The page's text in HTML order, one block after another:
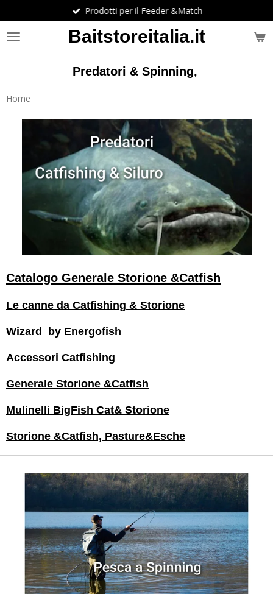
al
contenuto
Baitstoreitalia.it
Prodotti per il Feeder &Match
Predatori & Spinning,
Home
Catalogo Generale Storione &Catfish
Le canne da Catfishing & Storione
Wizard by Energofish
Accessori Catfishing
Generale Storione &Catfish
Mulinelli BigFish Cat& Storione
Storione &Catfish, Pasture&Esche